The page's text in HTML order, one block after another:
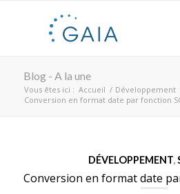
Blog - A la une
Vous êtes ici : Accueil / Développement
Conversion en format date par fonction
DÉVELOPPEMENT,
Conversion en format date